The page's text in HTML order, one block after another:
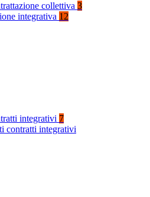
collettiva 3
integrativa 12
integrativi 7
contratti integrativi